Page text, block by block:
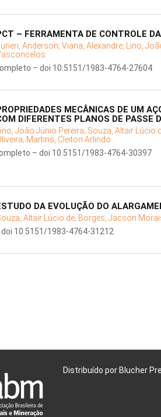
– FERRAMENTA DE CONTROLE
Anderson; Viana, Alexandre; Lino,
– doi 10.5151/1983-4764-27604
MECÂNICAS DE UM
DIFERENTES PLANOS DE PASSE
João Júnio Pereira; Souza, Altair Lúcio
Martins, Cleiton Arlindo
– doi 10.5151/1983-4764-30397
DA EVOLUÇÃO DO
Altair Lúcio de; Borges, Jacson
10.5151/1983-4764-31212
Distribuído por Blucher